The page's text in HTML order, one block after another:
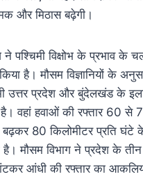
और मिठास बढ़ेगी।
ने पश्चिमी विक्षोभ के प्रभाव के
है। मौसम विज्ञानियों के
उत्तर प्रदेश और बुंदेलखंड के
वहां हवाओं की रफ्तार 60 से
80 किलोमीटर प्रति घंटे
मौसम विभाग ने प्रदेश के
आंधी की रफ्तार का